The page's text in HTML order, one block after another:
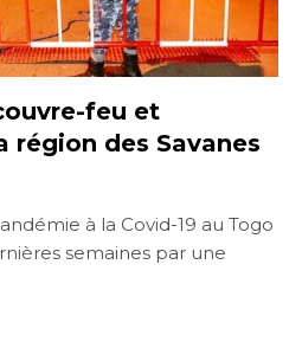
feu et
région des Savanes
à la Covid-19 au Togo
semaines par une